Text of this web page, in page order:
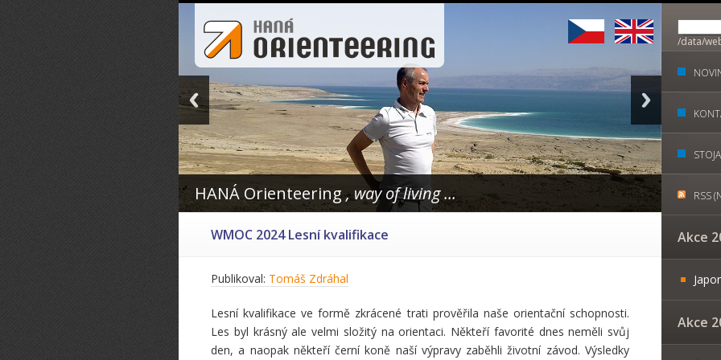
HANÁ Orienteering, way of living ...
WMOC 2024 Lesní kvalifikace
Publikoval: Tomáš Zdráhal
Lesní kvalifikace ve formě zkrácené trati prověřila naše orientační schopnosti.
Les byl krásný ale velmi složitý na orientaci. Někteří favorité dnes neměli svůj
den, a naopak někteří černí koně naší výpravy zaběhli životní závod. Výsledky
/data/
content/
"
RSS
Akce
Akce